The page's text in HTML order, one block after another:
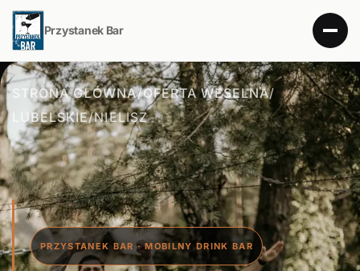
Przystanek Bar
STRONA GŁÓWNA/OFERTA WESELNA/
LUBELSKIE/NIELISZ
PRZYSTANEK BAR · MOBILNY DRINK BAR